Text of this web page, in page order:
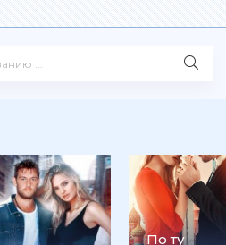
По ту